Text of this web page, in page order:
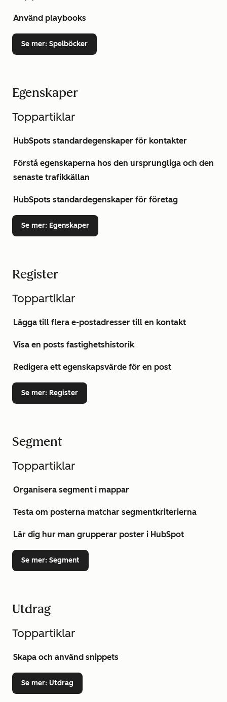
Använd playbooks
Se mer: Spelböcker
Egenskaper
Toppartiklar
HubSpots standardegenskaper för kontakter
Förstå egenskaperna hos den ursprungliga och den
senaste trafikkällan
HubSpots standardegenskaper för företag
Se mer: Egenskaper
Register
Toppartiklar
Lägga till flera e-postadresser till en kontakt
Visa en posts fastighetshistorik
Redigera ett egenskapsvärde för en post
Se mer: Register
Segment
Toppartiklar
Organisera segment i mappar
Testa om posterna matchar segmentkriterierna
Lär dig hur man grupperar poster i HubSpot
Se mer: Segment
Utdrag
Toppartiklar
Skapa och använd snippets
Se mer: Utdrag